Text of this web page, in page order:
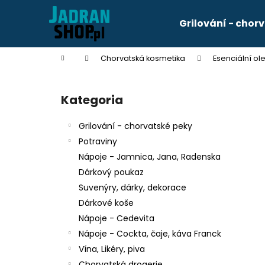
Grilování -
Home Chorvatská kosmetika Esenciální
Pominąć
kategorie
Kategoria
Grilování - chorvatské peky
Potraviny
Nápoje - Jamnica, Jana, Radenska
Dárkový poukaz
Suvenýry, dárky, dekorace
Dárkové koše
Nápoje - Cedevita
Nápoje - Cockta, čaje, káva Franck
Vína, Likéry, piva
z
powrotem
powrotem
KÁVA FRANCK CREMA 250G
zł34